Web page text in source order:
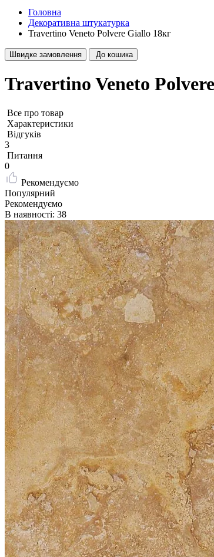
Головна
Декоративна штукатурка
Travertino Veneto Polvere Giallo 18кг
Швидке замовлення До кошика
Travertino Veneto
Все про товар
Характеристики
Відгуків
3
Питання
0
Рекомендуємо
Популярний
Рекомендуємо
В наявності: 38